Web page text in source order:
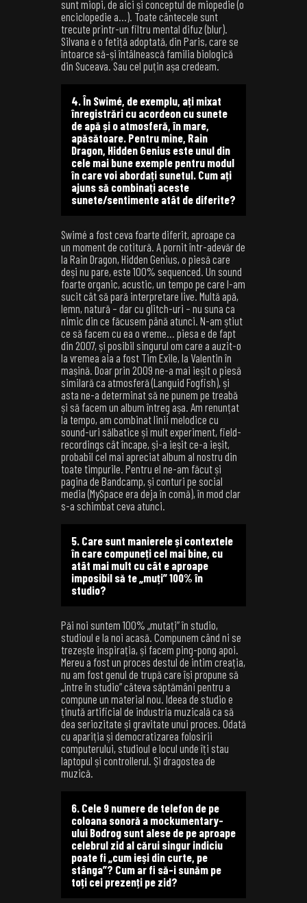
sunt miopi, de aici și conceptul de miopedie (o
enciclopedie a…). Toate cântecele sunt
trecute printr-un filtru mental difuz (blur).
Silvana e o fetiță adoptată, din Paris, care se
întoarce să-și întâlnească familia biologică
din Suceava. Sau cel puțin așa credeam.
4. În Swimé, de exemplu, ați mixat
înregistrări cu acordeon cu sunete
de apă și o atmosferă, în mare,
apăsătoare. Pentru mine, Rain
Dragon, Hidden Genius este unul din
cele mai bune exemple pentru modul
în care voi abordați sunetul. Cum ați
ajuns să combinați aceste
sunete/sentimente atât de diferite?
Swimé a fost ceva foarte diferit, aproape ca
un moment de cotitură. A pornit într-adevăr de
la Rain Dragon, Hidden Genius, o piesă care
deși nu pare, este 100% sequenced. Un sound
foarte organic, acustic, un tempo pe care l-am
sucit cât să pară interpretare live. Multă apă,
lemn, natură – dar cu glitch-uri – nu suna ca
nimic din ce făcusem până atunci. N-am știut
ce să facem cu ea o vreme… piesa e de fapt
din 2007, și posibil singurul om care a auzit-o
la vremea aia a fost Tim Exile, la Valentin în
mașină. Doar prin 2009 ne-a mai ieșit o piesă
similară ca atmosferă (Languid Fogfish), și
asta ne-a determinat să ne punem pe treabă
și să facem un album întreg așa. Am renunțat
la tempo, am combinat linii melodice cu
sound-uri sălbatice și mult experiment, field-
recordings cât încape, și-a ieșit ce-a ieșit,
probabil cel mai apreciat album al nostru din
toate timpurile. Pentru el ne-am făcut și
pagina de Bandcamp, și conturi pe social
media (MySpace era deja în comă), în mod clar
s-a schimbat ceva atunci.
5. Care sunt manierele și contextele
în care compuneți cel mai bine, cu
atât mai mult cu cât e aproape
imposibil să te „muți” 100% în
studio?
Păi noi suntem 100% „mutați” în studio,
studioul e la noi acasă. Compunem când ni se
trezește inspirația, și facem ping-pong apoi.
Mereu a fost un proces destul de intim creația,
nu am fost genul de trupă care își propune să
„intre în studio” câteva săptămâni pentru a
compune un material nou. Ideea de studio e
ținută artificial de industria muzicală ca să
dea seriozitate și gravitate unui proces. Odată
cu apariția și democratizarea folosirii
computerului, studioul e locul unde îți stau
laptopul și controllerul. Și dragostea de
muzică.
6. Cele 9 numere de telefon de pe
coloana sonoră a mockumentary-
ului Bodrog sunt alese de pe aproape
celebrul zid al cărui singur indiciu
poate fi „cum ieși din curte, pe
stânga”? Cum ar fi să-i sunăm pe
toți cei prezenți pe zid?